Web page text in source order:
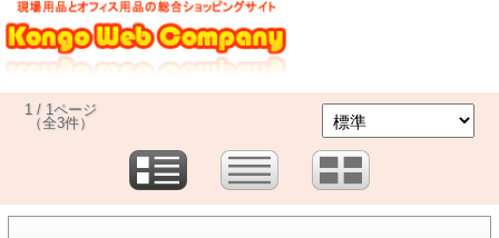
1 / 1ページ
（全3件）